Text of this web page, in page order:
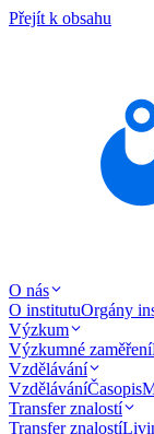
Přejít k obsahu
O nás
O institutuOrgány
Výzkum
Výzkumné zaměření
Vzdělávání
VzděláváníČasopis
Transfer znalostí
Transfer znalostí